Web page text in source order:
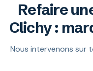
Refaire
Clichy :
Nous intervenons sur